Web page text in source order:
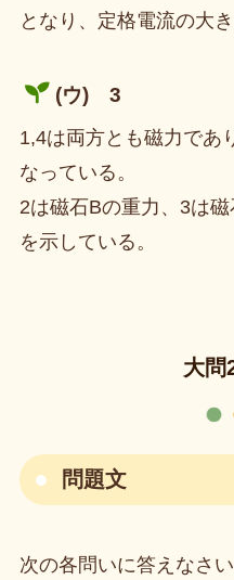
となり、定格電流の大
(ウ) 3
1,4は両方とも磁力であ
なっている。
2は磁石Bの重力、3は
を示している。
大
問題文
次の各問いに答えなさい